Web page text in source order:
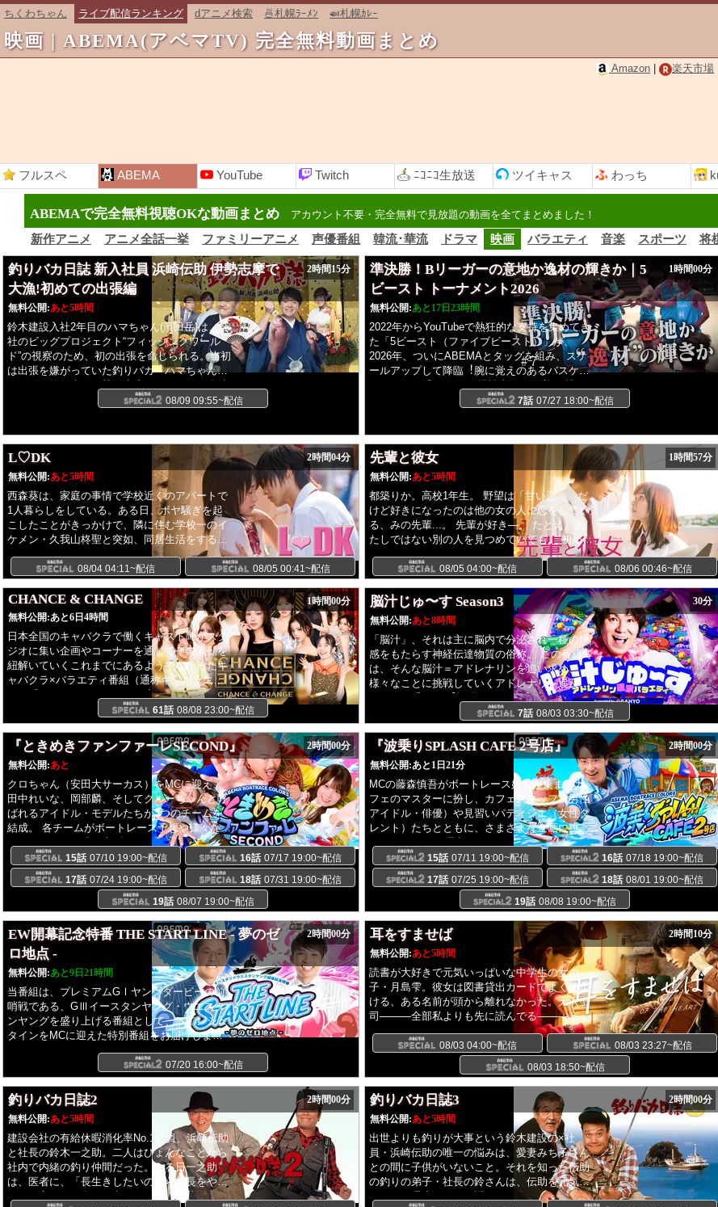
ちくわちゃん ライブ配信ランキング dアニメ検索 🍜札幌ﾗｰﾒﾝ 🍛札幌ｶﾚｰ
映画 | ABEMA(アベマTV) 完全無料動画まとめ
Amazon 楽天市場
フルスペ ABEMA YouTube Twitch ﾆｺﾆｺ生放送 ツイキャス わっち
ABEMAで完全無料視聴OKな動画まとめ アカウント不要・完全無料で見放題の動画を全てまとめました！
新作アニメ アニメ全話一挙 ファミリーアニメ 声優番組 韓流･華流 ドラマ 映画 バラエティ 音楽 スポーツ 将
釣りバカ日誌 新入社員 浜崎伝助 伊勢志摩で
大漁!初めての出張編
2時間15分
無料公開:あと5時間
鈴木建設入社2年目のハマちゃん(濱田岳)は、会
社のビッグプロジェクト“フィッシングワール
ド”の視察のため、初の出張を命じられる。当初
は出張を嫌がっていた釣りバカ・ハマちゃんだ
に、目を輝せる!伊勢・志摩に到着すると、呆れ
糸を垂らしていると、かつて恋心を抱いていた
矢島亜季(比嘉愛未)と偶然の再会を果たす:!一
方、東京にいる社長のスーさん(西田敏行)は釣
りがしたくてウズウズ!伊勢・志摩で楽しそうに
釣りをしているハマちゃんが羨ましくて仕方が
ない。結局、衝動を抑えきれず会社を休んでみ
ち子(広瀬アリス)と一緒に伊勢・志摩へ向かう!
08/09 09:55~配信
準決勝！Bリーガーの意地か逸材の輝きか｜5
ビースト トーナメント2026
1時間00分
無料公開:あと17日23時間
2022年からYouTubeで熱狂的な⽀持を集めてき
た「5ビースト（ファイブビースト）」が、
2026年、ついにABEMAとタッグを組み、スケ
ールアップして降臨︕腕に覚えのあるバスケッ
⼈の選⼿「ビースト(強敵)」に1対1の対戦で挑
YouTubeで配信)をベースに、独⾃のビジョンを
持つ監督たちが⾃らスカウトを⾏い、作り上げ
た理想のチームで今⼤会では最⾼賞⾦300万円
を懸けた「5vs5」のガチバトル・トーナメント
を開催。チームを構成する出演者には、現役B
リーガーから、シーンを牽引するバスケ系
YouTuber、さらにはSNS総フォロワー数200万
⼈超えインフルエンサーまでが参戦。プロの技
術、ストリートの創造性、そしてエンターテイ
ンメントの熱量が融合するコートで、⼀体どの
チームが頂点に⽴ち、賞⾦を掴み取るのか。
7話 07/27 18:00~配信
L♡DK
2時間04分
無料公開:あと5時間
西森葵は、家庭の事情で学校近くのアパートで
1人暮らしをしている。ある日、ボヤ騒ぎを起
こしたことがきっかけで、隣に住む学校一のイ
ケメン・久我山柊聖と突如、同居生活をするこ
とになった。そのことがバレれば学校を退学に
なりかねない葵は必死でその秘密を守ろうとす
るが、柊聖は葵にちょっかいを出し、慌てふた
めく姿を楽しんでさえいる様子。最初のうち
は、自分勝手でマイペースな柊聖のことが大嫌
いだった葵。しかし、ドタバタ生活の中で柊聖
の意外な一面を知り、心惹かれていく。次第に
縮まる2人の距離。だが、柊聖の元カノ・桜月
や葵に想いを寄せる先輩・三条の出現で、葵の
恋心は複雑に絡み合っていく。果たして葵と柊
聖の秘密の“ラブ同居”の行方は......?
08/04 04:11~配信 08/05 00:41~配信
先輩と彼女
1時間57分
無料公開:あと5時間
都築りか。高校1年生。 野望は「甘い恋」。だ
けど好きになったのは他の女の人に恋をしてい
る、みの先輩...。 先輩が好き―。 たとえ、あ
たしではない別の人を見つめていても。 初めて
おぼえた嫉妬と絶望。そして先輩の選択は? ど
んなにどんなに想っても届かない、甘くて苦い
青春の恋物語。
08/05 04:00~配信 08/06 00:46~配信
CHANCE & CHANGE
1時間00分
無料公開:あと6日4時間
日本全国のキャバクラで働くキャスト陣がスタ
ジオに集い企画やコーナーを通してその素顔を
紐解いていくこれまでにあるようでなかったキ
ャバクラ×バラエティ番組（通称キャバラエテ
ィ）『CHANCE&CHANGE』夜の世界で働く女
性たちの可能性（CHANCE）を広げ、彼女たち
のイメージを変える（CHANGE）番組！東京の
みならず全国のキャバクラで働く人気キャスト
に焦点を当てて、日本全体のキャバクラ界を盛
り上げます
61話 08/08 23:00~配信
脳汁じゅ〜す Season3
30分
無料公開:あと8時間
「脳汁」、それは主に脳内で分泌され一種の快
感をもたらす神経伝達物質の俗称。 この番組で
は、そんな脳汁＝アドレナリンを追い求め、
様々なことに挑戦していくアドレナリン追及バ
ラエティ番組。 【提供：SANYO】
7話 08/03 03:30~配信
『ときめきファンファーレSECOND』
2時間00分
無料公開:あと
クロちゃん（安田大サーカス）をMCに迎え、
田中れいな、岡部麟、そしてクルーちゃんと呼
ばれるアイドル・モデルたちが3つのチームを
結成。 各チームがボートレース予想や様々な企
画でポイントを積み上げながら対決。 新シーズ
ンとなる今回は、クルーちゃんたちがボートレ
ース場を巡りグルメなど場内の魅力を幅広く紹
介するロケ企画も不定期で放送。 レース予想対
決をはじめ、「正しく歌いきれ！ワンコーラス
カラオケ」「謎解き！推しレーサークイズ」な
ど、チームの団結力が試される企画でガチンコ
バトル！ レース場の特徴や出走表にフォーカス
した情報など、ボートレース予想をより楽しめ
る情報もお届けします。 シーズンを通して最も
ポイントを獲得したチームには番組から豪華な
ご褒美を、最下位チームには過酷な罰ゲームを
用意。視聴者からのコメント数も重要になりま
す。チーム戦ならではのドラマも見どころのひ
【提供】BOATRACE振興会
15話 07/10 19:00~配信 16話 07/17 19:00~配信
17話 07/24 19:00~配信 18話 07/31 19:00~配信
19話 08/07 19:00~配信
『波乗りSPLASH CAFE 2号店』
2時間00分
無料公開:あと1日21分
MCの藤森慎吾がボートレース好きが集まるカ
フェのマスターに扮し、カフェスタッフ（男性
アイドル・俳優）や見習いパティシエ（女性タ
レント）たちとともに、さまざまな企画に挑戦
します！ レース予想はもちろん、ボートレース
場の大時計にちなんだ12秒間で○×を決める「12
秒チャレンジ」や、レーサーの特徴やバックボ
ーンを紹介し、そのレーサーの出身地にちなん
だドルチェをレコメンドする「本日のドルチ
ェ」などの企画で盛り上がります。毎週変わる
メンバーと、ここでしか見られないトークや企
画を通じて、ボートレースをより身近に楽しめ
るひとときをお届けします。週末のボートレー
スはABEMAで！【提供】BOATRACE振興会
15話 07/11 19:00~配信 16話 07/18 19:00~配信
17話 07/25 19:00~配信 18話 08/01 19:00~配信
19話 08/08 19:00~配信
EW開幕記念特番 THE START LINE - 夢のゼ
ロ地点 -
2時間00分
無料公開:あと9日21時間
当番組は、プレミアムGⅠヤングダービーの前
哨戦である、GⅢイースタンヤング・ウエスタ
ンヤングを盛り上げる番組として、アインシュ
タインをMCに迎えた特別番組をお届けしま
から本田康祐（OWV）、HAYATO（XY）、石
沢瑠架（UNiFY）が参戦！ボ―トレース界から
は、イースタンヤングに出場予定の青木蓮選手
と長谷川晴哉選手、ウエスタンヤングに出場予
定の西川拓利選手が登場！東京スカイツリーを
舞台にボートレースにまつわるバラエティ企画
に挑戦、さらに同期レーサーの絆とその素顔に
迫ります！カメラはさらに、ボートレーサーた
ちのプライドと執念が激突する「戦いの場」へ
と潜入！先ほどまで笑顔でロケに参加していた
07/20 16:00~配信
耳をすませば
2時間10分
無料公開:あと5時間
読書が大好きで元気いっぱいな中学生の女の
子・月島雫。彼女は図書貸出カードでよく見か
ける、ある名前が頭から離れなかった。天沢聖
司―――全部私よりも先に読んでる―――どん
なひとなんだろう。あるきっかけで“最悪の出会
い”を果たした二人だが、聖司に大きな夢がある
ことを知り、次第に惹かれていく雫。聖司に背
中を押され、雫も自分の夢を胸に抱くようにな
ったが、ある日聖司から夢を叶えるためイタリ
アに渡ると打ち明けられ、離れ離れになっても
それぞれの夢を追いかけ、また必ず会おうと誓
い合う。それから10年の時が流れた、1998年。
雫は、児童書の編集者として出版社で働きなが
ら夢を追い続けていたが、思うようにいかずも
がいていた。もう駄目なのかも知れない―――
そんな気持ちが大きくなる度に、遠く離れたイ
08/03 04:00~配信
08/03 23:27~配信
08/03 18:50~配信
釣りバカ日誌2
2時間00分
無料公開:あと5時間
建設会社の有給休暇消化率No.1社員、浜崎伝助
と社長の鈴木一之助。二人はひょんなことから
社内で内緒の釣り仲間だった。ある日一之助
は、医者に、「長生きしたいのなら社長をやめ
ろ」と言われ、自らの老いに気付くと共に、後
釣りバカ日誌3
2時間00分
無料公開:あと5時間
出世よりも釣りが大事という鈴木建設の×社
員・浜崎伝助の唯一の悩みは、愛妻みち子さん
との間に子供がいないこと。それを知った伝助
の釣りの弟子・社長の鈴さんは、伝助を元気づ
けようと週末の釣りに誘う。二人が行った伊豆